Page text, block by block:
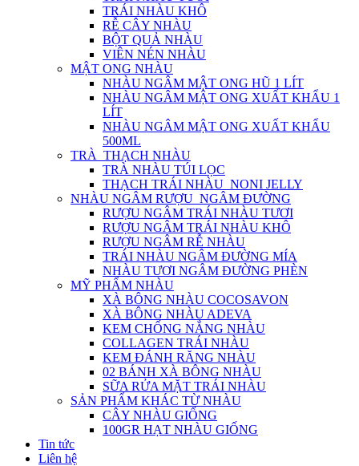
TRÁI NHÀU KHÔ
RỄ CÂY NHÀU
BỘT QUẢ NHÀU
VIÊN NÉN NHÀU
MẬT ONG NHÀU
NHÀU NGÂM MẬT ONG HŨ 1 LÍT
NHÀU NGÂM MẬT ONG XUẤT KHẨU 1
LÍT
NHÀU NGÂM MẬT ONG XUẤT KHẨU
500ML
TRÀ_THẠCH NHÀU
TRÀ NHÀU TÚI LỌC
THẠCH TRÁI NHÀU_NONI JELLY
NHÀU NGÂM RƯỢU_NGÂM ĐƯỜNG
RƯỢU NGÂM TRÁI NHÀU TƯƠI
RƯỢU NGÂM TRÁI NHÀU KHÔ
RƯỢU NGÂM RỄ NHÀU
TRÁI NHÀU NGÂM ĐƯỜNG MÍA
NHÀU TƯƠI NGÂM ĐƯỜNG PHÈN
MỸ PHẨM NHÀU
XÀ BÔNG NHÀU COCOSAVON
XÀ BÔNG NHÀU ADEVA
KEM CHỐNG NẮNG NHÀU
COLLAGEN TRÁI NHÀU
KEM ĐÁNH RĂNG NHÀU
02 BÁNH XÀ BÔNG NHÀU
SỮA RỬA MẶT TRÁI NHÀU
SẢN PHẨM KHÁC TỪ NHÀU
CÂY NHÀU GIỐNG
100GR HẠT NHÀU GIỐNG
Tin tức
Liên hệ